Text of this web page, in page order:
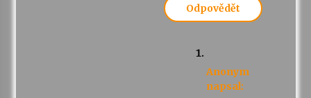
Odpovědět
Anonym
napsal: